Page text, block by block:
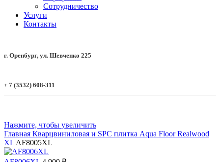
Сотрудничество
Услуги
Контакты
г. Оренбург, ул. Шевченко 225
+ 7 (3532) 608-311
Нажмите, чтобы увеличить
Главная Кварцвиниловая и SPC плитка Aqua FloorRealwood
XL AF8005XL